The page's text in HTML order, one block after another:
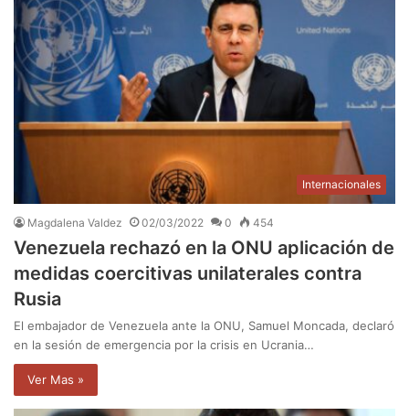
Internacionales
Magdalena Valdez 02/03/2022 0 454
Venezuela rechazó en la ONU aplicación de
medidas coercitivas unilaterales contra
Rusia
El embajador de Venezuela ante la ONU, Samuel Moncada, declaró
en la sesión de emergencia por la crisis en Ucrania…
Ver Mas »